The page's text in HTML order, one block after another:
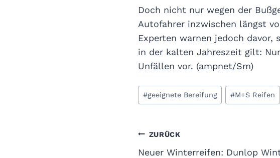
Doch nicht nur wegen der
Autofahrer inzwischen längst
Experten warnen jedoch
in der kalten Jahreszeit gilt:
Unfällen vor. (ampnet/Sm)
Schlagworte:
#geeignete Bereifung #M+S Reifen
Beitragsnavigation
ZURÜCK
Neuer Winterreifen: Dunlop